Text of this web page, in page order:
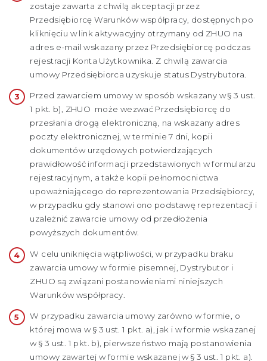
zostaje zawarta z chwilą akceptacji przez
Przedsiębiorcę Warunków współpracy, dostępnych po
kliknięciu w link aktywacyjny otrzymany od ZHUO na
adres e-mail wskazany przez Przedsiębiorcę podczas
rejestracji Konta Użytkownika. Z chwilą zawarcia
umowy Przedsiębiorca uzyskuje status Dystrybutora.
Przed zawarciem umowy w sposób wskazany w § 3 ust.
1 pkt. b), ZHUO może wezwać Przedsiębiorcę do
przesłania drogą elektroniczną, na wskazany adres
poczty elektronicznej, w terminie 7 dni, kopii
dokumentów urzędowych potwierdzających
prawidłowość informacji przedstawionych w formularzu
rejestracyjnym, a także kopii pełnomocnictwa
upoważniającego do reprezentowania Przedsiębiorcy,
w przypadku gdy stanowi ono podstawę reprezentacji i
uzależnić zawarcie umowy od przedłożenia
powyższych dokumentów.
W celu uniknięcia wątpliwości, w przypadku braku
zawarcia umowy w formie pisemnej, Dystrybutor i
ZHUO są związani postanowieniami niniejszych
Warunków współpracy.
W przypadku zawarcia umowy zarówno w formie, o
której mowa w § 3 ust. 1 pkt. a), jak i w formie wskazanej
w § 3 ust. 1 pkt. b), pierwszeństwo mają postanowienia
umowy zawartej w formie wskazanej w § 3 ust. 1 pkt. a).